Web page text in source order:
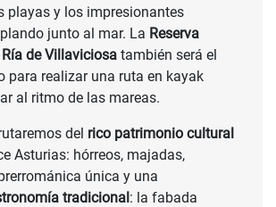
playas y los impresionantes
junto al mar. La Reserva
de Villaviciosa también será el
para realizar una ruta en kayak
al ritmo de las mareas.
del rico patrimonio cultural
Asturias: hórreos, majadas,
única y una
tradicional: la fabada